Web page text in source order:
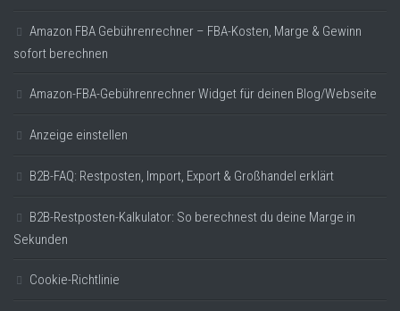
Amazon FBA Gebührenrechner – FBA-Kosten, Marge & Gewinn
sofort berechnen
Amazon-FBA-Gebührenrechner Widget für deinen Blog/Webseite
Anzeige einstellen
B2B-FAQ: Restposten, Import, Export & Großhandel erklärt
B2B-Restposten-Kalkulator: So berechnest du deine Marge in
Sekunden
Cookie-Richtlinie